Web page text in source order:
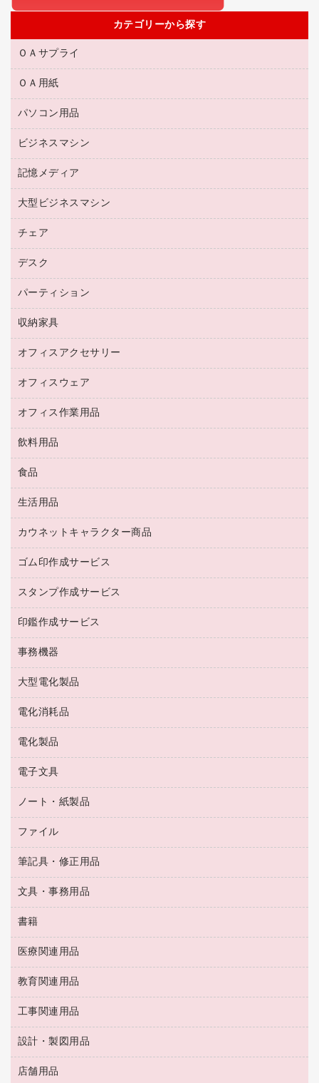
カテゴリーから探す
ＯＡサプライ
互換インクカートリッジ
リサイクルトナー（プール方式）
リサイクルインクカートリッジ
プリンタ用リボン
トナーカートリッジ
コピートナー
インクカートリッジ
ＯＡ用紙
名刺用紙
ワープロ用紙
ラベル用紙
プロッター用紙
ハガキ用紙
その他コピー用紙・プリンタ用紙
コピー用紙
インクジェットプリンタ用紙
パソコン用品
パソコン周辺機器
マウスパッド
マウス
パソコンバッグ／収納用品
ネットワーク／ＬＡＮ機器
ネットワーク／ＬＡＮアクセサリー
セキュリティ用品
スマートフォン／モバイル周辺機器
ＵＳＢハブ／ＵＳＢアクセサリー
ＯＡフィルター
ＯＡクリーナー／エアダスター
ＨＤＤ／ＳＳＤ
ディスプレイモニター
ビジネスマシン
電話機
レーザープリンタ／複合機
メモリーカード
プロジェクタ
ファクシミリ
デジタルカメラ
スキャナー
コピー機
インクジェットプリンタ／複合機
記憶メディア
ブルーレイディスク
ＣＤ－ＲＷ
ＣＤ－Ｒ
メディア収納用品
大型ビジネスマシン
プリンタ
チェア
応接イス・ベンチ
オフィスチェア
デスク
ミーティングテーブル
デスク
カウンター
パーティション
ホワイトボード・黒板
収納家具
保管庫・書庫
ロッカー・下駄箱
その他収納
オフィスアクセサリー
オフィスアクセサリー
オフィスウェア
医療・介護・ワーキングウェア
ブラウス・シャツ
アウター
オフィス作業用品
養生用品
防災用備蓄食品・飲料
台車・脚立
倉庫収納用品
作業用雑貨
梱包用品
梱包用テープ
工場用品
園芸用品
ペット用品
飲料用品
緑茶飲料
茶葉・インスタント
紅茶・バラエティ飲料
レギュラーコーヒー
ミルク・シュガー
ソフトドリンク
コーヒーメーカー・備品
インスタントコーヒー
お茶備品
食品
食品
生活用品
浴室用品
台所用洗剤
掃除用品
掃除用洗剤
洗濯用品
消臭・芳香剤
殺虫剤
飲食用消耗品
飲食雑貨用品
ハンドソープ・石鹸
トイレ用品
トイレ用洗剤
ティッシュペーパー
ダストボックス
タオル・アメニティ用品
スリッパ・サンダル・シューズ
スポーツ・レジャー用品
ゴミ袋
キッチン用品
食品添加物製品
カウネットキャラクター商品
カウネットキャラクター商品
ゴム印作成サービス
ゴム印作成サービス
ゴム印（一行印）作成サービス
ゴム印（フリーサイズ印）作成サービス
スタンプ作成サービス
シヤチハタスタンプ作成サービス
カウネットスタンプ作成サービス
印鑑作成サービス
印鑑作成サービス
事務機器
大型シュレッダー（共配）
レーザーポインター
ラミネートフィルム
ラミネータ
タイムレコーダー
シュレッダ
ＯＨＰ用品
大型電化製品
冷蔵庫・キッチン・調理家電
テレビ・ＡＶ機器
電化消耗品
電球・蛍光灯
乾電池・充電池
フィルム・カメラ用品
デスクライト
アルバム
電化製品
掃除機・クリーナー
空調・季節家電
その他電化製品
キッチン・調理家電
ＯＡタップ／延長コード
電子文具
電卓
ラベルテープ
その他電子文具
ノート・紙製品
封筒
伝票
典礼用品
帳簿
額縁
各種用紙
ルーズリーフ
バインダーノート
ファイル
名刺整理用品
板目表紙・綴込表紙
背幅が伸びるファイル
統一伝票用ファイル
収納保存用品
レターファイル
リングファイル
プレゼン用ファイル
フラットファイル
筆記具・修正用品
万年筆
消しゴム
修正液・修正ペン
修正テープ
鉛筆
マーキングペン（油性）
マーキングペン（水性）
文具・事務用品
輪ゴム
両面テープ
名札
保管・整理用品
壁面／足元収納
備品／小物ケース
透明テープ 事務用
書籍
パソコンソフト
医療関連用品
保健用品
使い捨て手袋
感染症対策用品
介護用品
医療関連用品
教育関連用品
教育関連用品
工事関連用品
工事関連用品
設計・製図用品
設計・製図用品
店舗用品